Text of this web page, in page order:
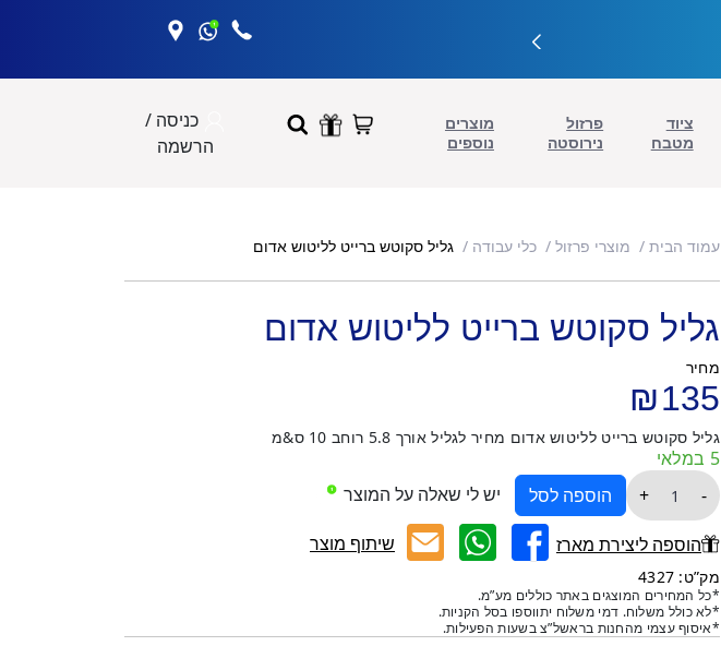
ציוד
מטבח
פרזול
נירוסטה
מוצרים
נוספים
כניסה /
הרשמה
עמוד הבית מוצרי פרזול כלי עבודה גליל סקוטש ברייט לליטוש אדום
גליל סקוטש ברייט לליטוש אדום
מחיר
₪135
גליל סקוטש ברייט לליטוש אדום מחיר לגליל אורך 5.8 רוחב 10 ס&מ
5 במלאי
-
כמות
גליל
סקוטש
ברייט
לליטוש
אדום
+ הוספה לסל יש לי שאלה על המוצר
הוספה ליצירת מארז שיתוף מוצר
מק”ט: 4327
*כל המחירים המוצגים באתר כוללים מע”מ.
*לא כולל משלוח. דמי משלוח יתווספו בסל הקניות.
*איסוף עצמי מהחנות בראשל”צ בשעות הפעילות.